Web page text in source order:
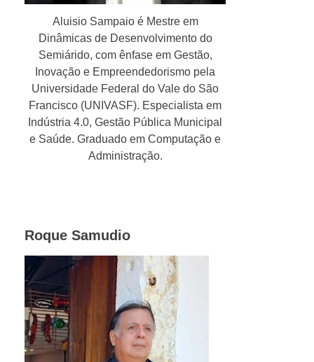
Aluisio Sampaio é Mestre em
Dinâmicas de Desenvolvimento do
Semiárido, com ênfase em Gestão,
Inovação e Empreendedorismo pela
Universidade Federal do Vale do São
Francisco (UNIVASF). Especialista em
Indústria 4.0, Gestão Pública Municipal
e Saúde. Graduado em Computação e
Administração.
Roque Samudio